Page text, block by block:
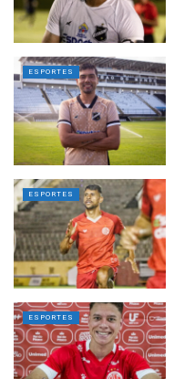
ESPORTES
ESPORTES
ESPORTES